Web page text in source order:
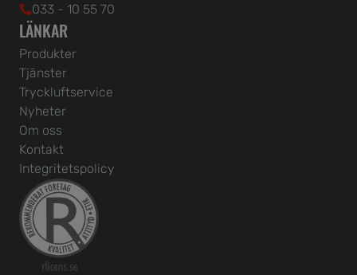
033 - 10 55 70
LÄNKAR
Produkter
Tjänster
Tryckluftservice
Nyheter
Om oss
Kontakt
Integritetspolicy